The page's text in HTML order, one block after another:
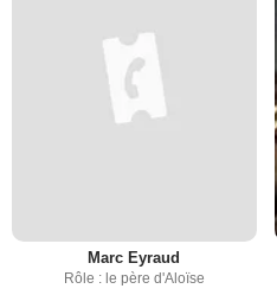
Marc Eyraud
Rôle : le père d'Aloïse